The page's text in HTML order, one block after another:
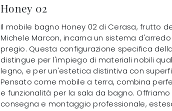
Honey 02
Il mobile bagno Honey 02 di Cerasa, frutto
Michele Marcon, incarna un sistema
pregio. Questa configurazione specifica
distingue per l'impiego di materiali nobili
legno, e per un'estetica distintiva con
Pensato come mobile a terra, combina
e funzionalità per la sala da bagno. Offriamo
consegna e montaggio professionale,